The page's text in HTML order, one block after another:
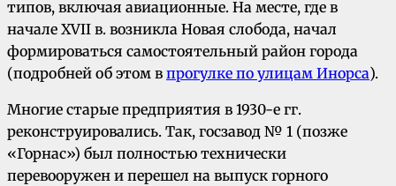
типов, включая авиационные. На месте, где в
начале XVII в. возникла Новая слобода, начал
формироваться самостоятельный район города
(подробней об этом в прогулке по улицам Инорса).
Многие старые предприятия в 1930-е гг.
реконструировались. Так, госзавод № 1 (позже
«Горнас») был полностью технически
перевооружен и перешел на выпуск горного